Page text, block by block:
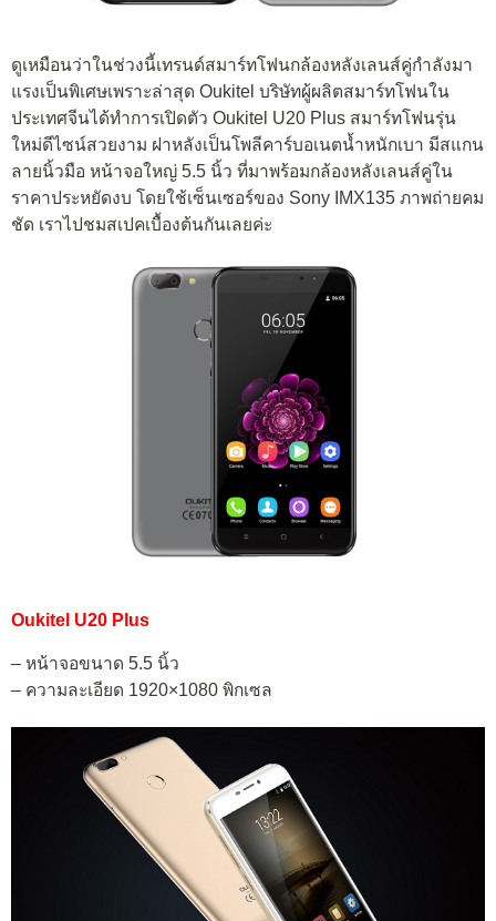
ดูเหมือนว่าในช่วงนี้เทรนด์สมาร์ทโฟนกล้องหลังเลนส์คู่กำลังมา
แรงเป็นพิเศษเพราะล่าสุด Oukitel บริษัทผู้ผลิตสมาร์ทโฟนใน
ประเทศจีนได้ทำการเปิดตัว Oukitel U20 Plus สมาร์ทโฟนรุ่น
ใหม่ดีไซน์สวยงาม ฝาหลังเป็นโพลีคาร์บอเนตน้ำหนักเบา มีสแกน
ลายนิ้วมือ หน้าจอใหญ่ 5.5 นิ้ว ที่มาพร้อมกล้องหลังเลนส์คู่ใน
ราคาประหยัดงบ โดยใช้เซ็นเซอร์ของ Sony IMX135 ภาพถ่ายคม
ชัด เราไปชมสเปคเบื้องต้นกันเลยค่ะ
Oukitel U20 Plus
– หน้าจอขนาด 5.5 นิ้ว
– ความละเอียด 1920×1080 พิกเซล